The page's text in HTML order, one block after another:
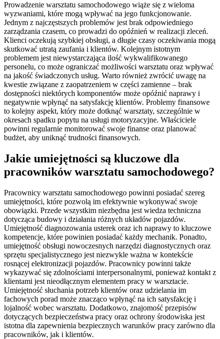
Prowadzenie warsztatu samochodowego wiąże się z wieloma
wyzwaniami, które mogą wpływać na jego funkcjonowanie.
Jednym z najczęstszych problemów jest brak odpowiedniego
zarządzania czasem, co prowadzi do opóźnień w realizacji zleceń.
Klienci oczekują szybkiej obsługi, a długie czasy oczekiwania mogą
skutkować utratą zaufania i klientów. Kolejnym istotnym
problemem jest niewystarczająca ilość wykwalifikowanego
personelu, co może ograniczać możliwości warsztatu oraz wpływać
na jakość świadczonych usług. Warto również zwrócić uwagę na
kwestie związane z zaopatrzeniem w części zamienne – brak
dostępności niektórych komponentów może opóźnić naprawy i
negatywnie wpłynąć na satysfakcję klientów. Problemy finansowe
to kolejny aspekt, który może dotknąć warsztaty, szczególnie w
okresach spadku popytu na usługi motoryzacyjne. Właściciele
powinni regularnie monitorować swoje finanse oraz planować
budżet, aby uniknąć trudności finansowych.
Jakie umiejętności są kluczowe dla
pracowników warsztatu samochodowego?
Pracownicy warsztatu samochodowego powinni posiadać szereg
umiejętności, które pozwolą im efektywnie wykonywać swoje
obowiązki. Przede wszystkim niezbędna jest wiedza techniczna
dotycząca budowy i działania różnych układów pojazdów.
Umiejętność diagnozowania usterek oraz ich naprawy to kluczowe
kompetencje, które powinien posiadać każdy mechanik. Ponadto,
umiejętność obsługi nowoczesnych narzędzi diagnostycznych oraz
sprzętu specjalistycznego jest niezwykle ważna w kontekście
rosnącej elektronizacji pojazdów. Pracownicy powinni także
wykazywać się zdolnościami interpersonalnymi, ponieważ kontakt z
klientami jest nieodłącznym elementem pracy w warsztacie.
Umiejętność słuchania potrzeb klientów oraz udzielania im
fachowych porad może znacząco wpłynąć na ich satysfakcję i
lojalność wobec warsztatu. Dodatkowo, znajomość przepisów
dotyczących bezpieczeństwa pracy oraz ochrony środowiska jest
istotna dla zapewnienia bezpiecznych warunków pracy zarówno dla
pracowników, jak i klientów.